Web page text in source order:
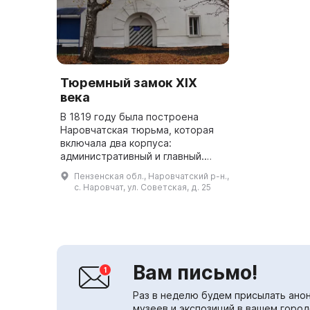
Тюремный замок XIX
века
В 1819 году была построена
Наровчатская тюрьма, которая
включала два корпуса:
административный и главный.
Административный корпус
состоит из трех частей, в
центральной части которого
Пензенская обл., Наровчатский р-н.,
с. Наровчат, ул. Советская, д. 25
Вам письмо!
Раз в неделю будем присылать